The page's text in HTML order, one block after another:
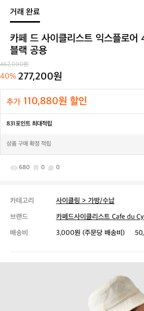
거래 완료
카페 드 사이클리스트 익스플로어
블랙 공용
462,000원
40% 277,200원
추가 110,880원 할인
831포인트 최대적립
상품 구매 확정 적립
680 0 0
카테고리
사이클링 > 가방/수납
브랜드
카페드사이클리스트 Cafe du
배송비
3,000원 (주문당 배송비)